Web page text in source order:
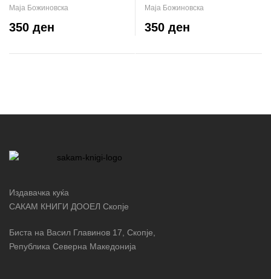
оние два збора
Маја Божиновска
350 ден
потпетици
Маја Божиновска
350 ден
Издавачка куќа
САКАМ КНИГИ ДООЕЛ Скопје
Биста на Васил Главинов 17, Скопје,
Република Северна Македонија